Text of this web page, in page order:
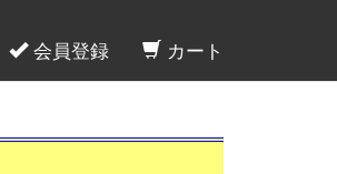
会員登録 カート